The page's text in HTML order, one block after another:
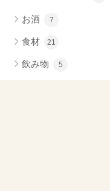
お酒 7
食材 21
飲み物 5